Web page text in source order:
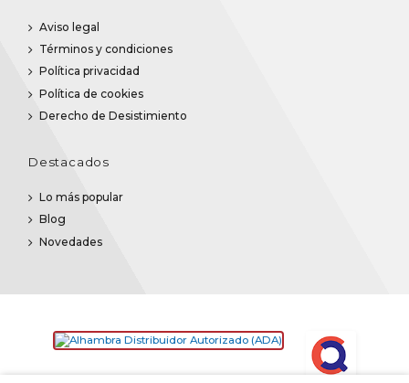
Aviso legal
Términos y condiciones
Política privacidad
Política de cookies
Derecho de Desistimiento
Destacados
Lo más popular
Blog
Novedades